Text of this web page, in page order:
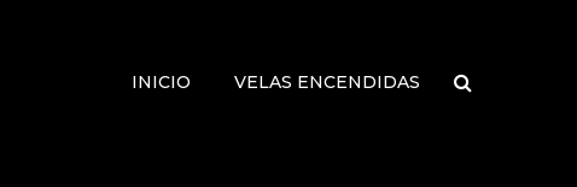
INICIO VELAS ENCENDIDAS